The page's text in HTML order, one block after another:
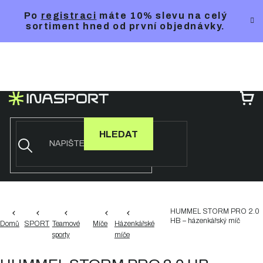
Po registraci máte 10% slevu na celý
sortiment hned od první objednávky.
HLEDAT
Domů SPORT Teamové
sporty
Míče
Házenkářské
míče
HUMMEL STORM PRO 2.0
HB – házenkářský míč